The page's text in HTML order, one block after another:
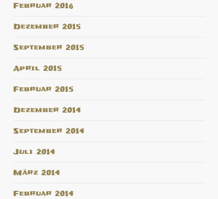
Februar 2016
Dezember 2015
September 2015
April 2015
Februar 2015
Dezember 2014
September 2014
Juli 2014
März 2014
Februar 2014